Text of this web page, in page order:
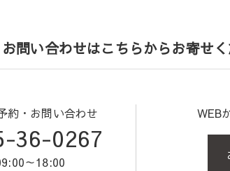
お問い合わせはこちらからお寄せ
約・お問い合わせ
36-0267
～18:00
WEB